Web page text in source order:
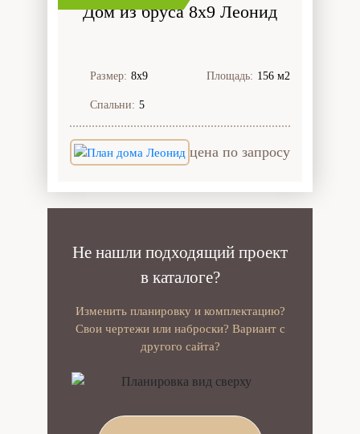
Дом из бруса 8x9 Леонид
Размер: 8х9 Площадь: 156 м2
Спальни: 5
цена по запросу
Не нашли подходящий проект
в каталоге?
Изменить планировку и комплектацию?
Свои чертежи или наброски? Вариант с
другого сайта?